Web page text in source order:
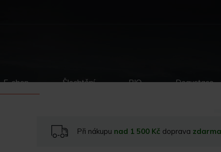
E-shop Šlechtění BIO Degustace
Při nákupu nad 1 500 Kč doprava zdarma